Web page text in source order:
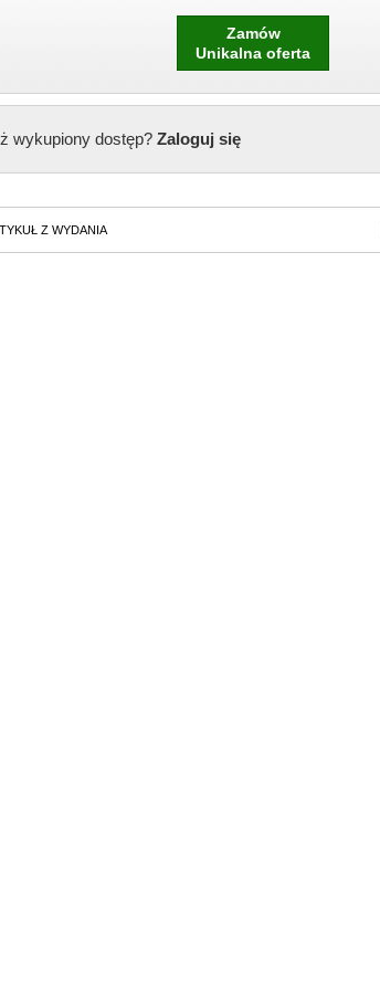
Zamów
Unikalna oferta
wykupiony dostęp?Zaloguj się
Z WYDANIA